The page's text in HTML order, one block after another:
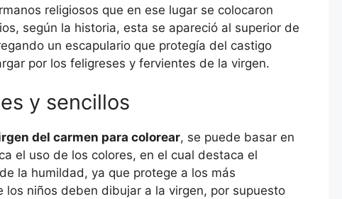
religiosos que en ese lugar se colocaron
según la historia, esta se apareció al superior de
un escapulario que protegía del castigo
por los feligreses y fervientes de la virgen.
y sencillos
del carmen para colorear, se puede basar en
el uso de los colores, en el cual destaca el
la humildad, ya que protege a los más
niños deben dibujar a la virgen, por supuesto